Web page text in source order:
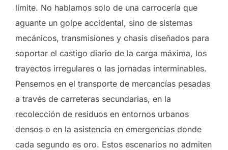
límite. No hablamos solo de una carrocería que
aguante un golpe accidental, sino de sistemas
mecánicos, transmisiones y chasis diseñados para
soportar el castigo diario de la carga máxima, los
trayectos irregulares o las jornadas interminables.
Pensemos en el transporte de mercancías pesadas
a través de carreteras secundarias, en la
recolección de residuos en entornos urbanos
densos o en la asistencia en emergencias donde
cada segundo es oro. Estos escenarios no admiten